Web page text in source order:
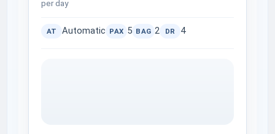
per day
AT Automatic PAX 5 BAG 2 DR 4